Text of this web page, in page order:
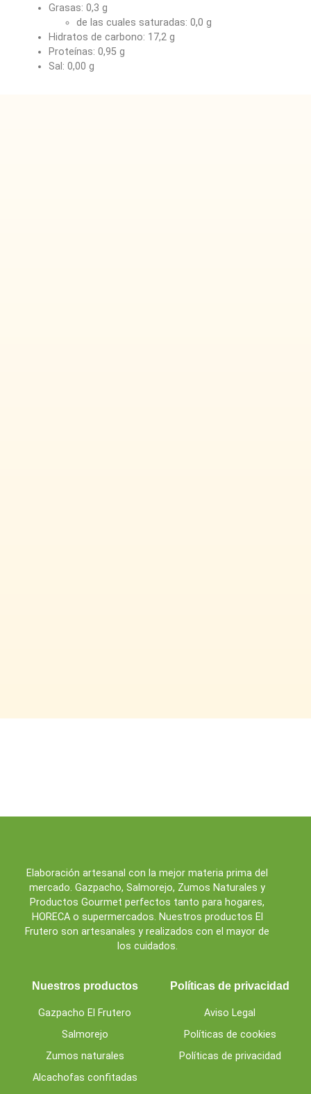
Grasas: 0,3 g
de las cuales saturadas: 0,0 g
Hidratos de carbono: 17,2 g
Proteínas: 0,95 g
Sal: 0,00 g
Elaboración artesanal con la mejor materia prima del
mercado. Gazpacho, Salmorejo, Zumos Naturales y
Productos Gourmet perfectos tanto para hogares,
HORECA o supermercados. Nuestros productos El
Frutero son artesanales y realizados con el mayor de
los cuidados.
Nuestros productos
Gazpacho El Frutero
Salmorejo
Zumos naturales
Alcachofas confitadas
Políticas de privacidad
Aviso Legal
Políticas de cookies
Políticas de privacidad